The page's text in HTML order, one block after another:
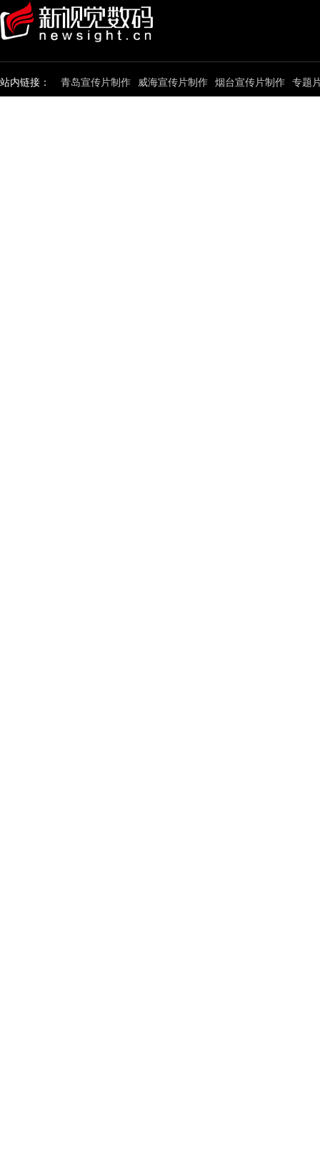
站内链接： 青岛宣传片制作 威海宣传片制作 烟台宣传片制作 专题